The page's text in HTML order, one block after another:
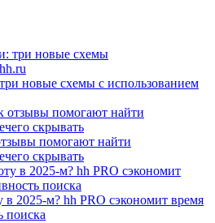
новые схемы с использованием
помогают найти
скрывать
в 2025-м? hh PRO сэкономит время
поиска